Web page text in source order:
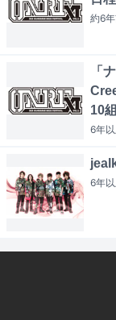
約6年
「
10組
6年
6年